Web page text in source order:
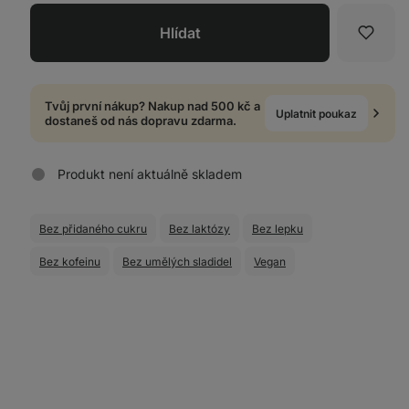
Hlídat
Tvůj první nákup? Nakup nad 500 kč a
dostaneš od nás dopravu zdarma.
Uplatnit poukaz
Produkt není aktuálně skladem
Bez přidaného cukru Bez laktózy Bez lepku
Bez kofeinu Bez umělých sladidel Vegan